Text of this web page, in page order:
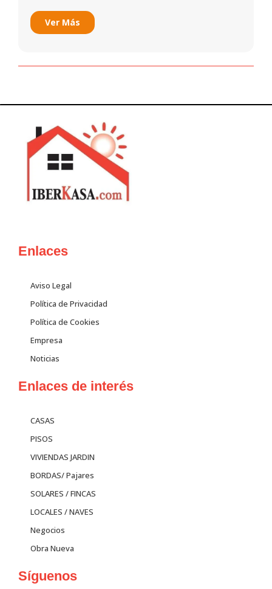
Ver Más
Enlaces
Aviso Legal
Política de Privacidad
Política de Cookies
Empresa
Noticias
Enlaces de interés
CASAS
PISOS
VIVIENDAS JARDIN
BORDAS/ Pajares
SOLARES / FINCAS
LOCALES / NAVES
Negocios
Obra Nueva
Síguenos